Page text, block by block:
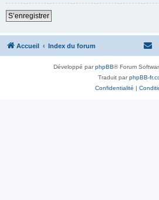
S’enregistrer
Accueil Index du forum
Développé parphpBB® Forum
Traduit parphpBB-
Confidentialité |